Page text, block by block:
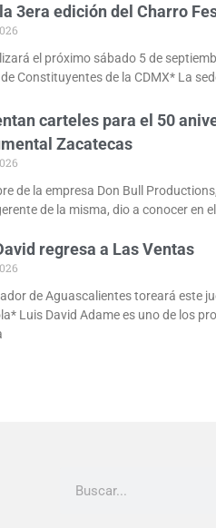
3era edición del Charro
el próximo sábado 5 de
Constituyentes de la CDMX* La
carteles para el 50
Zacatecas
de la empresa Don Bull
de la misma, dio a conocer en
regresa a Las Ventas
de Aguascalientes toreará este
Luis David Adame es uno de los